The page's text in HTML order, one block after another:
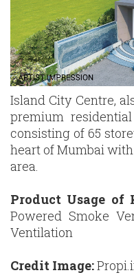
Island City Centre,
premium
consisting of 65
heart of Mumbai
area.
Product Usage of
Powered Smoke
Ventilation
Credit Image: